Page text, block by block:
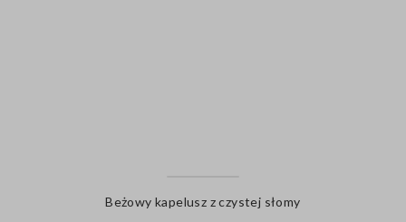
Beżowy kapelusz z czystej słomy